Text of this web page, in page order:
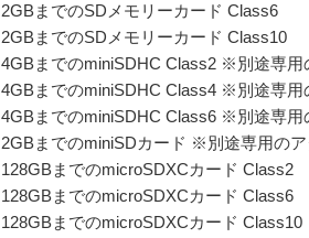
2GBまでのSDメモリーカード Class6
2GBまでのSDメモリーカード Class10
4GBまでのminiSDHC Class2 ※別途専用
4GBまでのminiSDHC Class4 ※別途専用
4GBまでのminiSDHC Class6 ※別途専用
2GBまでのminiSDカード ※別途専用のア
128GBまでのmicroSDXCカード Class2
128GBまでのmicroSDXCカード Class6
128GBまでのmicroSDXCカード Class10